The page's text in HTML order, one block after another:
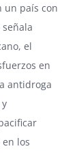
un país con
, el
en
antidroga
los